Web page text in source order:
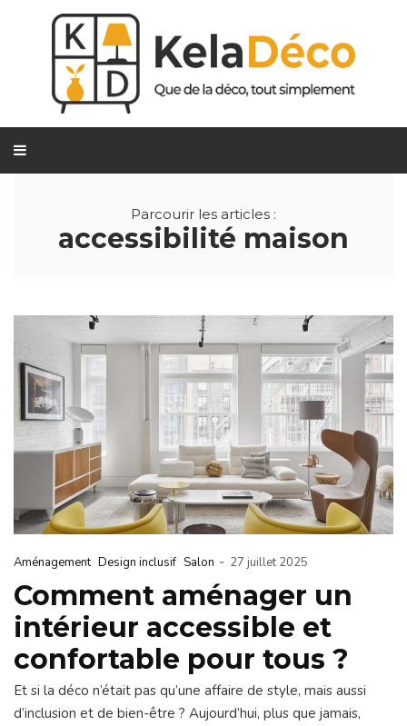
Parcourir les articles :
accessibilité maison
Aménagement Design inclusif Salon - 27 juillet 2025
Comment aménager un
intérieur accessible et
confortable pour tous ?
Et si la déco n’était pas qu’une affaire de style, mais aussi
d’inclusion et de bien-être ? Aujourd’hui, plus que jamais,